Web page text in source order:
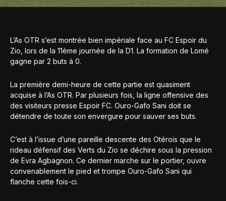
L’As OTR s’est montrée bien impériale face au FC Espoir du
Zio, lors de la 11ème journée de la D1. La formation de Lomé
gagne par 2 buts à 0.
La première demi-heure de cette partie est quasiment
acquise à l’As OTR. Par plusieurs fois, la ligne offensive des
des visiteurs presse Espoir FC. Ouro-Gafo Sani doit se
détendre de toute son envergure pour sauver ses buts.
C’est à l’issue d’une pareille descente des Otérois que le
rideau défensif des Verts du Zio se déchire sous la pression
de Evra Agbagnon. Ce dernier marche sur le portier, ouvre
convenablement le pied et trompe Ouro-Gafo Sani qui
flanche cette fois-ci.